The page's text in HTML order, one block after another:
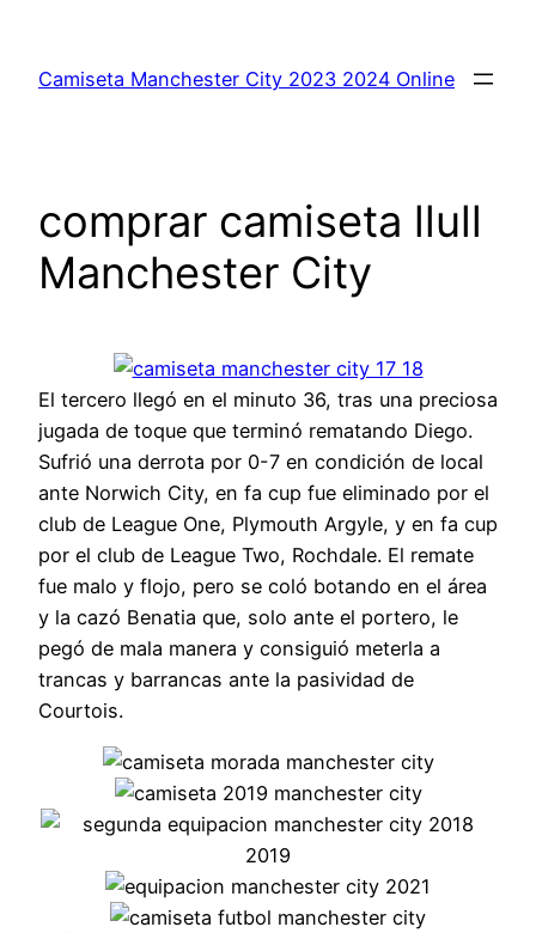
contenido
Camiseta Manchester City 2023 2024 Online
comprar camiseta llull
Manchester City
El tercero llegó en el minuto 36, tras una preciosa
jugada de toque que terminó rematando Diego.
Sufrió una derrota por 0-7 en condición de local
ante Norwich City, en fa cup fue eliminado por el
club de League One, Plymouth Argyle, y en fa cup
por el club de League Two, Rochdale. El remate
fue malo y flojo, pero se coló botando en el área
y la cazó Benatia que, solo ante el portero, le
pegó de mala manera y consiguió meterla a
trancas y barrancas ante la pasividad de
Courtois.